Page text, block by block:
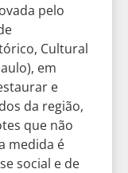
pelo
Cultural
em
e
da região,
que não
medida é
social e de